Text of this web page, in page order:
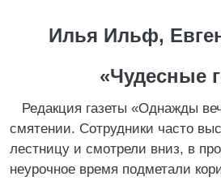
Илья Ильф,
«Чудесные
Редакция газеты «Однажды
смятении. Сотрудники часто
лестницу и смотрели вниз, в
неурочное время подметали